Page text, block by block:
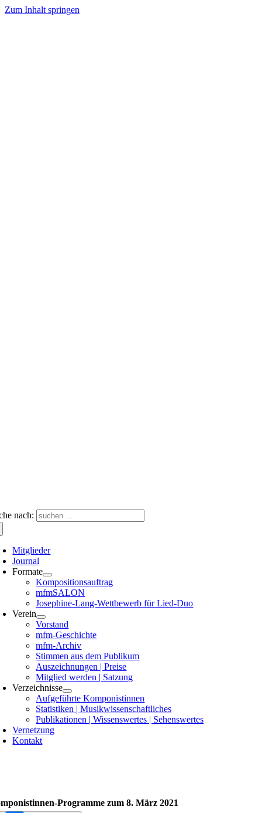
Zum Inhalt springen
nach:
Mitglieder
Journal
Formate
Kompositionsauftrag
mfmSALON
Josephine-Lang-Wettbewerb für Lied-Duo
Verein
Vorstand
mfm-Geschichte
mfm-Archiv
Stimmen aus dem Publikum
Auszeichnungen | Preise
Mitglied werden | Satzung
Verzeichnisse
Aufgeführte Komponistinnen
Statistiken | Musikwissenschaftliches
Publikationen | Wissenswertes | Sehenswertes
Vernetzung
Kontakt
Programme zum 8. März 2021